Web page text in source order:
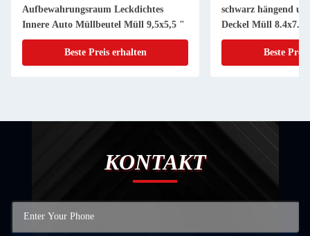
Aufbewahrungsraum Leckdichtes
Innere Auto Müllbeutel Müll 9,5x5,5 "
Beste Preis erhalten
schwarz hängend
Deckel Müll
Beste
KONTAKT